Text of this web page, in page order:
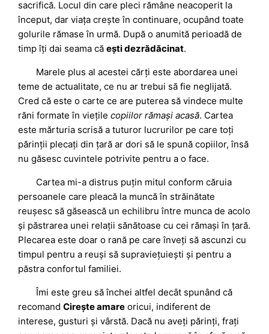
sacrifică. Locul din care pleci rămâne neacoperit la
început, dar viața crește în continuare, ocupând toate
golurile rămase în urmă. După o anumită perioadă de
timp îți dai seama căești dezrădăcinat.
Marele plus al acestei cărți este abordarea unei
teme de actualitate, ce nu ar trebui să fie neglijată.
Cred că este o carte ce are puterea să vindece multe
răni formate în viețilecopiilor rămași acasă. Cartea
este mărturia scrisă a tuturor lucrurilor pe care toți
părinții plecați din țară ar dori să le spună copiilor, însă
nu găsesc cuvintele potrivite pentru a o face.
Cartea mi-a distrus puțin mitul conform căruia
persoanele care pleacă la muncă în străinătate
reușesc să găsească un echilibru între munca de acolo
și păstrarea unei relații sănătoase cu cei rămași în țară.
Plecarea este doar o rană pe care înveți să ascunzi cu
timpul pentru a reuși să supraviețuiești și pentru a
păstra confortul familiei.
Îmi este greu să închei altfel decât spunând că
recomandCirește amare oricui, indiferent de
interese, gusturi și vârstă. Dacă nu aveți părinți, frați